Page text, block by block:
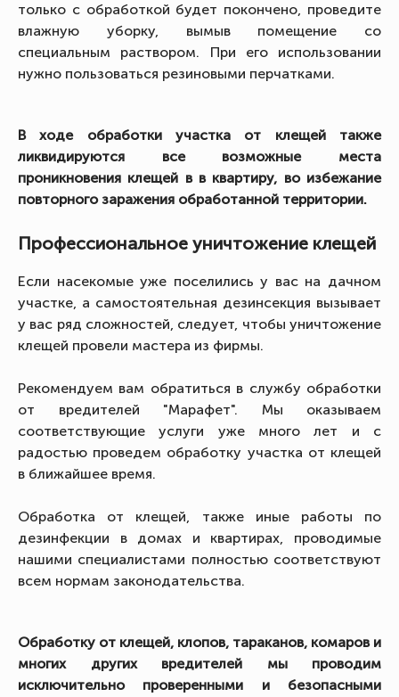
только с обработкой будет покончено, проведите
влажную уборку, вымыв помещение со
специальным раствором. При его использовании
нужно пользоваться резиновыми перчатками.
В ходе обработки участка от клещей также
ликвидируются все возможные места
проникновения клещей в в квартиру, во избежание
повторного заражения обработанной территории.
Профессиональное уничтожение клещей
Если насекомые уже поселились у вас на дачном
участке, а самостоятельная дезинсекция вызывает
у вас ряд сложностей, следует, чтобы уничтожение
клещей провели мастера из фирмы.
Рекомендуем вам обратиться в службу обработки
от вредителей "Марафет". Мы оказываем
соответствующие услуги уже много лет и с
радостью проведем обработку участка от клещей
в ближайшее время.
Обработка от клещей, также иные работы по
дезинфекции в домах и квартирах, проводимые
нашими специалистами полностью соответствуют
всем нормам законодательства.
Обработку от клещей, клопов, тараканов, комаров и
многих других вредителей мы проводим
исключительно проверенными и безопасными